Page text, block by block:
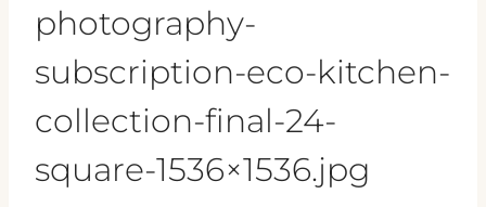
photography-
subscription-eco-kitchen-
collection-final-24-
square-1536×1536.jpg